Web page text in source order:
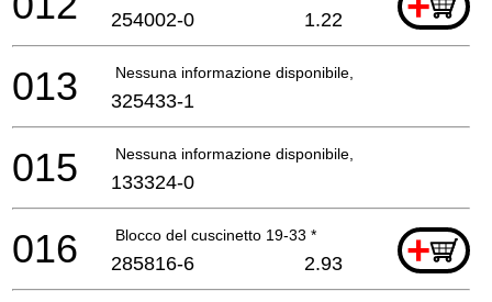
254002-0 1.22
Nessuna informazione disponibile, non ordinabile
013 325433-1
Nessuna informazione disponibile, non ordinabile
015 133324-0
Blocco del cuscinetto 19-33 * +
016 285816-6 2.93